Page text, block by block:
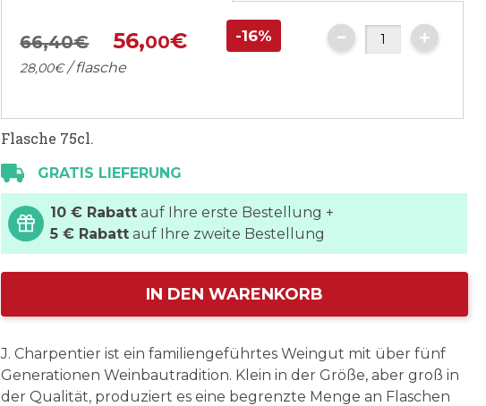
66,40€ 56,00€ -16%
28,00€/ flasche
Flasche 75cl.
GRATIS LIEFERUNG
10 € Rabatt auf Ihre erste Bestellung +
5 € Rabatt auf Ihre zweite Bestellung
IN DEN WARENKORB
J. Charpentier ist ein familiengeführtes Weingut mit über fünf
Generationen Weinbautradition. Klein in der Größe, aber groß in
der Qualität, produziert es eine begrenzte Menge an Flaschen